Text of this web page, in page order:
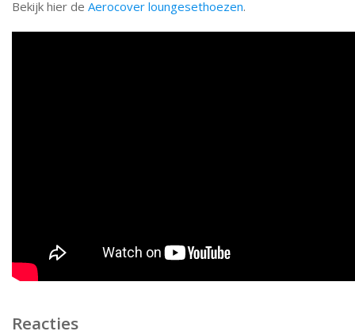
Bekijk hier de Aerocover loungesethoezen.
Reacties